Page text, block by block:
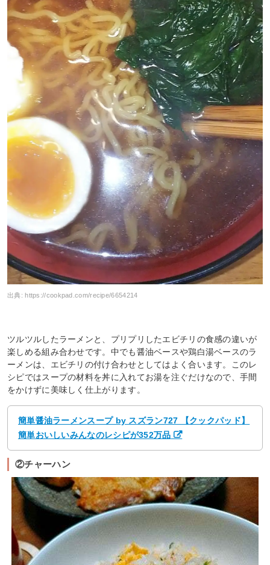
出典:https://cookpad.com/recipe/6654214
ツルツルしたラーメンと、プリプリしたエビチリの食感の違いが
楽しめる組み合わせです。中でも醤油ベースや鶏白湯ベースのラ
ーメンは、エビチリの付け合わせとしてはよく合います。このレ
シピではスープの材料を丼に入れてお湯を注ぐだけなので、手間
をかけずに美味しく仕上がります。
簡単醤油ラーメンスープ by スズラン727 【クックパッド】
簡単おいしいみんなのレシピが352万品
②チャーハン